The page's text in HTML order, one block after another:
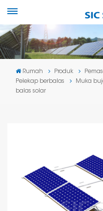
Rumah Produk
Pelekap berbalas
Muka
balas solar